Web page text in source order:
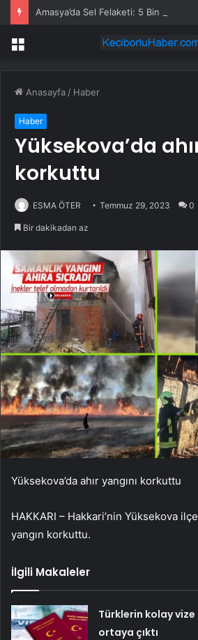
Amasya’da Sel Felaketi: 5 Bin Dekar
Menü
Anasayfa / Haber
Haber
Yüksekova’da
korkuttu
ESMA ÖTER Temmuz 29, 2023 0
Bir dakikadan az
Yüksekova’da ahır yangını korkuttu
HAKKARI – Hakkari’nin Yüksekova
yangın korkuttu.
İlgili Makaleler
Türklerin kolay vize
ortaya çıktı